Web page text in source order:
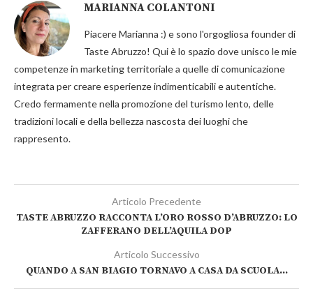
MARIANNA COLANTONI
Piacere Marianna :) e sono l'orgogliosa founder di
Taste Abruzzo! Qui è lo spazio dove unisco le mie
competenze in marketing territoriale a quelle di comunicazione
integrata per creare esperienze indimenticabili e autentiche.
Credo fermamente nella promozione del turismo lento, delle
tradizioni locali e della bellezza nascosta dei luoghi che
rappresento.
Articolo Precedente
TASTE ABRUZZO RACCONTA L’ORO ROSSO D’ABRUZZO: LO
ZAFFERANO DELL’AQUILA DOP
Articolo Successivo
QUANDO A SAN BIAGIO TORNAVO A CASA DA SCUOLA…